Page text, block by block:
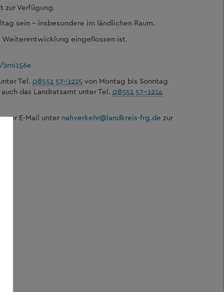
zur Verfügung.
sein – insbesondere im ländlichen Raum.
Weiterentwicklung eingeflossen ist.
Tel. 08551 57-1215 von Montag bis Sonntag
das Landratsamt unter Tel. 08551 57-1214
per E-Mail unter nahverkehr@landkreis-frg.de zur